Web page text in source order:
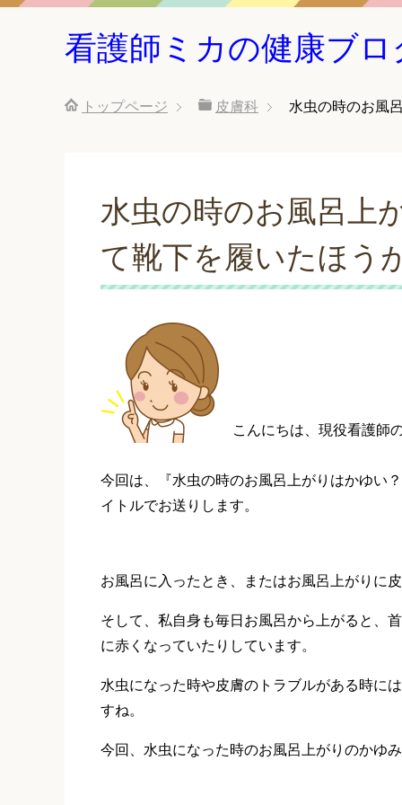
看護師ミカの健康ブロ
トップページ 皮膚科 水虫の時のお風
水虫の時のお風呂上
て靴下を履いたほう
こんにちは、現役看護師
今回は、『水虫の時のお風呂上がりはかゆい
イトルでお送りします。
お風呂に入ったとき、またはお風呂上がりに
そして、私自身も毎日お風呂から上がると、
に赤くなっていたりしています。
水虫になった時や皮膚のトラブルがある時に
すね。
今回、水虫になった時のお風呂上がりのかゆ